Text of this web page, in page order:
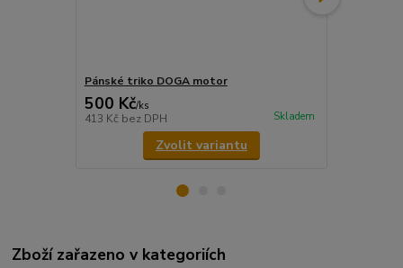
Pánské triko DOGA motor
500 Kč/ks
413 Kč bez DPH Skladem
Zvolit variantu
Zboží zařazeno v kategoriích